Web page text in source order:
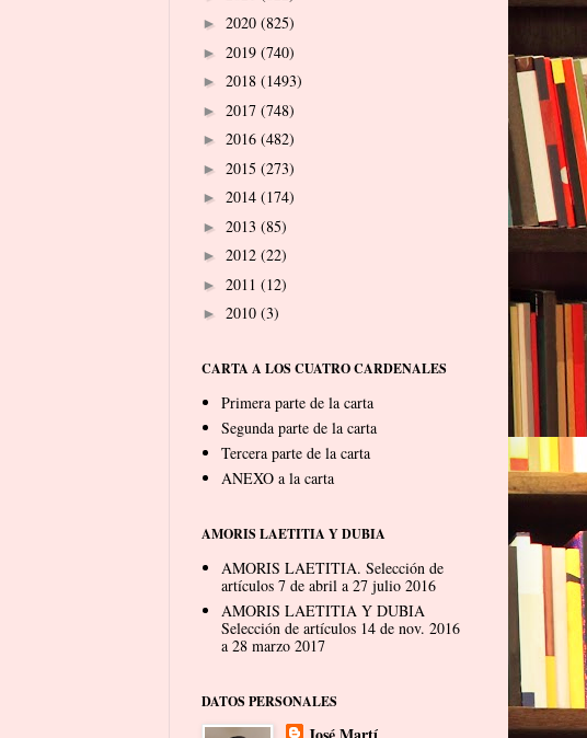
► 2020 (825)
► 2019 (740)
► 2018 (1493)
► 2017 (748)
► 2016 (482)
► 2015 (273)
► 2014 (174)
► 2013 (85)
► 2012 (22)
► 2011 (12)
► 2010 (3)
CARTA A LOS CUATRO CARDENALES
Primera parte de la carta
Segunda parte de la carta
Tercera parte de la carta
ANEXO a la carta
AMORIS LAETITIA Y DUBIA
AMORIS LAETITIA. Selección de
artículos 7 de abril a 27 julio 2016
AMORIS LAETITIA Y DUBIA
Selección de artículos 14 de nov. 2016
a 28 marzo 2017
DATOS PERSONALES